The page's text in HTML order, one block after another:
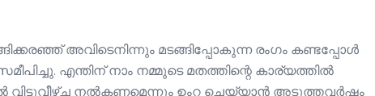
അവിടെനിന്നും മടങ്ങിപ്പോകുന്ന രംഗം കണ്ടപ്പോള്‍